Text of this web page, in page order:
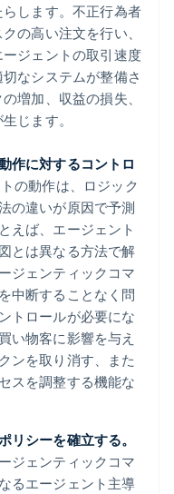
します。不正行為者
の高い注文を行い、
ジェントの取引速度
なシステムが整備さ
増加、収益の損失、
じます。
作に対するコントロ
の動作は、ロジック
の違いが原因で予測
えば、エージェント
とは異なる方法で解
ジェンティックコマ
中断することなく問
トロールが必要にな
い物客に影響を与え
ンを取り消す、また
スを調整する機能な
リシーを確立する。
ジェンティックコマ
るエージェント主導